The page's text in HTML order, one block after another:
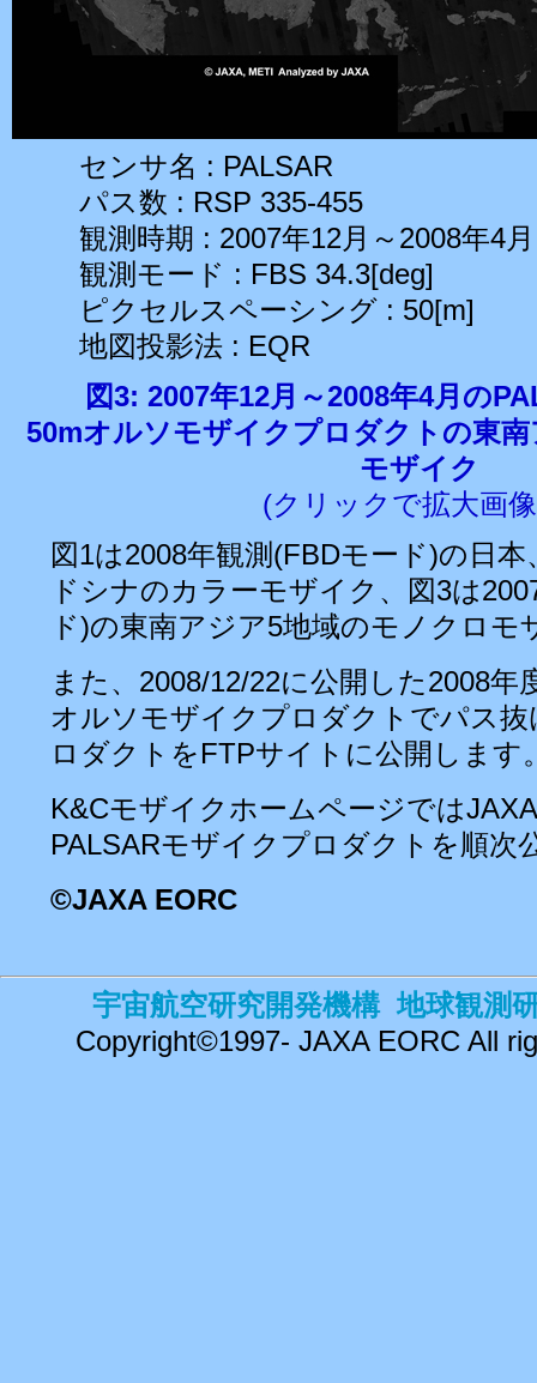
センサ名 : PALSAR
パス数 : RSP 335-455
観測時期 : 2007年12月～2008年4月
観測モード : FBS 34.3[deg]
ピクセルスペーシング : 50[m]
地図投影法 : EQR
図3: 2007年12月～2008年4月の
50mオルソモザイクプロダクトの東
モザイク
(クリックで拡大画
図1は2008年観測(FBDモード)の日
ドシナのカラーモザイク、図3は
ド)の東南アジア5地域のモノクロモ
また、2008/12/22に公開した2008年
オルソモザイクプロダクトでパス
ロダクトをFTPサイトに公開します
K&Cモザイクホームページでは
PALSARモザイクプロダクトを順次
©JAXA EORC
宇宙航空研究開発機構 地球観測
Copyright©1997- JAXA EORC All